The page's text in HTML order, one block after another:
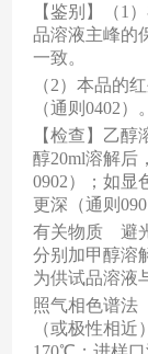
【鉴别】（1
品溶液主峰的
一致。
（2）本品的
（通则 0402）。
【检查】乙
醇20ml溶解后
0902）；如显
更深（通则
有关物质 避
分别加甲醇溶
为供试品溶液
照气相色谱法
（或极性相